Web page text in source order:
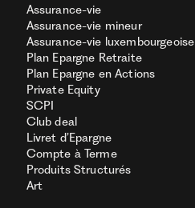
Assurance-vie
Assurance-vie mineur
Assurance-vie luxembourgeoise
Plan Epargne Retraite
Plan Epargne en Actions
Private Equity
SCPI
Club deal
Livret d’Epargne
Compte à Terme
Produits Structurés
Art